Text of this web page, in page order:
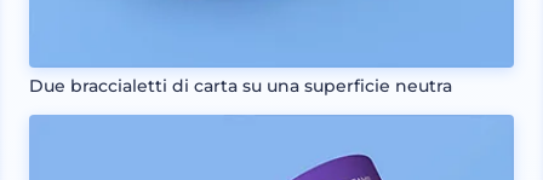
Due braccialetti di carta su una superficie neutra